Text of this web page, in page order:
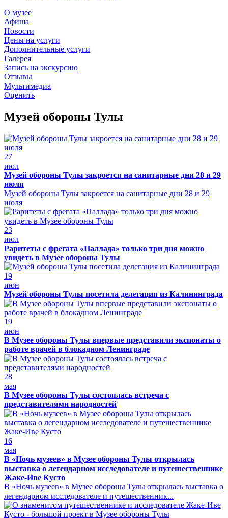
О музее
Афиша
Новости
Цены на услуги
Дополнительные услуги
Галерея
Запись на экскурсию
Отзывы
Мультимедиа
Оценить
Музей обороны Тулы
27
июл
Музей обороны Тулы закроется на санитарные дни 28 и 29
июля
Музей обороны Тулы закроется на санитарные дни 28 и 29
июля
23
июл
Раритеты с фрегата «Паллада» только три дня можно
увидеть в Музее обороны Тулы
19
июн
Музей обороны Тулы посетила делегация из Калининграда
19
июн
В Музее обороны Тулы впервые представили экспонаты о
работе врачей в блокадном Ленинграде
28
мая
В Музее обороны Тулы состоялась встреча с
представителями народностей
16
мая
В «Ночь музеев» в Музее обороны Тулы открылась
выставка о легендарном исследователе и путешественнике
Жаке-Иве Кусто
В «Ночь музеев» в Музее обороны Тулы открылась выставка о
легендарном исследователе и путешественник...